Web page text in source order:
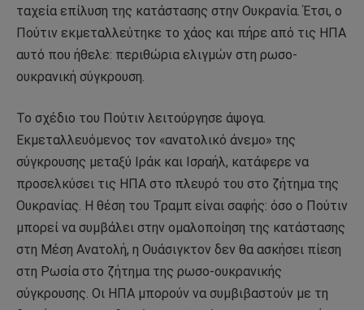
ταχεία επίλυση της κατάστασης στην Ουκρανία. Έτσι, ο
Πούτιν εκμεταλλεύτηκε το χάος και πήρε από τις ΗΠΑ
αυτό που ήθελε: περιθώρια ελιγμών στη ρωσο-
ουκρανική σύγκρουση.
Το σχέδιο του Πούτιν λειτούργησε άψογα.
Εκμεταλλευόμενος τον «ανατολικό άνεμο» της
σύγκρουσης μεταξύ Ιράκ και Ισραήλ, κατάφερε να
προσελκύσει τις ΗΠΑ στο πλευρό του στο ζήτημα της
Ουκρανίας. Η θέση του Τραμπ είναι σαφής: όσο ο Πούτιν
μπορεί να συμβάλει στην ομαλοποίηση της κατάστασης
στη Μέση Ανατολή, η Ουάσιγκτον δεν θα ασκήσει πίεση
στη Ρωσία στο ζήτημα της ρωσο-ουκρανικής
σύγκρουσης. Οι ΗΠΑ μπορούν να συμβιβαστούν με τη